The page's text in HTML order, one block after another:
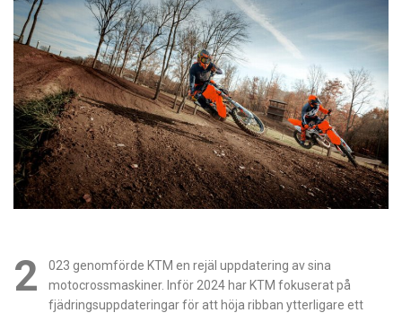
2
023 genomförde KTM en rejäl uppdatering av sina
motocrossmaskiner. Inför 2024 har KTM fokuserat på
fjädringsuppdateringar för att höja ribban ytterligare ett